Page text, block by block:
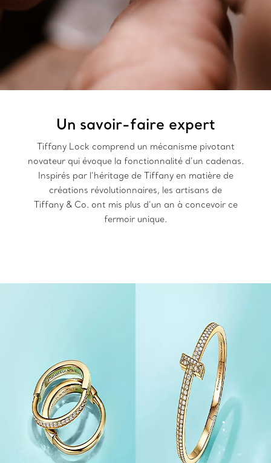
Un savoir-faire expert
Tiffany Lock comprend un mécanisme pivotant
novateur qui évoque la fonctionnalité d’un cadenas.
Inspirés par l’héritage de Tiffany en matière de
créations révolutionnaires, les artisans de
Tiffany & Co. ont mis plus d’un an à concevoir ce
fermoir unique.